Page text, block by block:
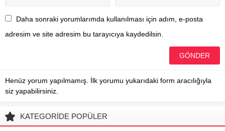
Daha sonraki yorumlarımda kullanılması için adım, e-posta
adresim ve site adresim bu tarayıcıya kaydedilsin.
Henüz yorum yapılmamış. İlk yorumu yukarıdaki form aracılığıyla
siz yapabilirsiniz.
KATEGORİDE POPÜLER